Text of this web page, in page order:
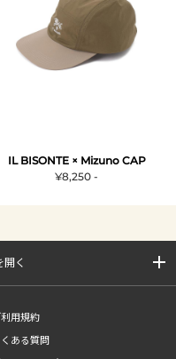
IL BISONTE × Mizuno CAP
¥8,250 -
開く
利用規約
ある質問